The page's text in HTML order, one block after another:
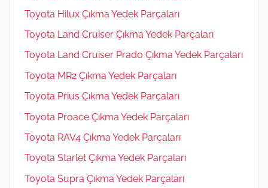
Toyota Hilux Çıkma Yedek Parçaları
Toyota Land Cruiser Çıkma Yedek Parçaları
Toyota Land Cruiser Prado Çıkma Yedek Parçaları
Toyota MR2 Çıkma Yedek Parçaları
Toyota Prius Çıkma Yedek Parçaları
Toyota Proace Çıkma Yedek Parçaları
Toyota RAV4 Çıkma Yedek Parçaları
Toyota Starlet Çıkma Yedek Parçaları
Toyota Supra Çıkma Yedek Parçaları